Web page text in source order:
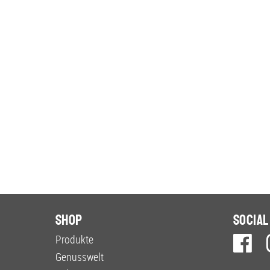
Shop
Produkte
Genusswelt
Social